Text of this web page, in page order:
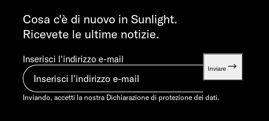
info@sunlight.de
Cosa c'è di nuovo in Sunlight.
Ricevete le ultime notizie.
Inserisci l'indirizzo e-mail
Inviare
Inviando, accetti la nostra Dichiarazione di protezione dei dati.